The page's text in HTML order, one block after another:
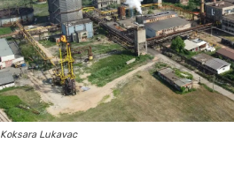
Koksara Lukavac